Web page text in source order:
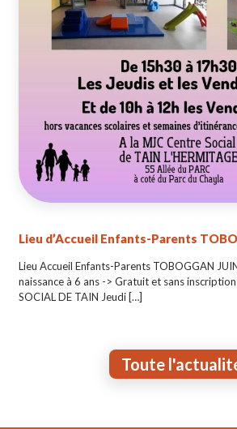
Lieu d’Accueil Enfants-Parents
Lieu Accueil Enfants-Parents TOBOGGAN
naissance à 6 ans -> Gratuit et sans inscription
SOCIAL DE TAIN Jeudi […]
Toute